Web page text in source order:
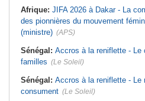
Afrique: JIFA 2026 à Dakar - La
des pionnières du mouvement
(ministre) (APS)
Sénégal: Accros à la reniflette - Le
familles (Le Soleil)
Sénégal: Accros à la reniflette - Le
consument (Le Soleil)